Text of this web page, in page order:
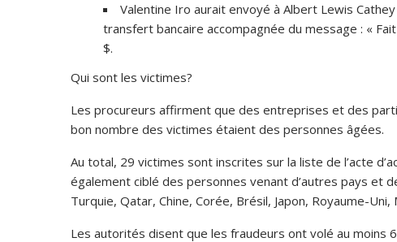
Valentine Iro aurait envoyé à Albert Lewis
transfert bancaire accompagnée du message : «
$.
Qui sont les victimes?
Les procureurs affirment que des entreprises et des
bon nombre des victimes étaient des personnes âgées.
Au total, 29 victimes sont inscrites sur la liste de l’acte
également ciblé des personnes venant d’autres pays et
Turquie, Qatar, Chine, Corée, Brésil, Japon, Royaume-
Les autorités disent que les fraudeurs ont volé au moins